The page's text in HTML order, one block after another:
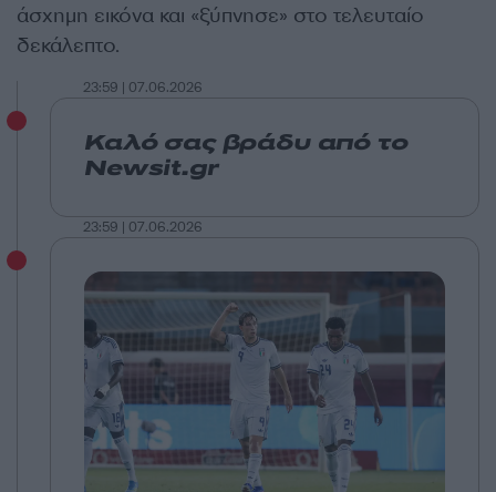
άσχημη εικόνα και «ξύπνησε» στο τελευταίο
δεκάλεπτο.
23:59 | 07.06.2026
Καλό σας βράδυ από το
Newsit.gr
23:59 | 07.06.2026